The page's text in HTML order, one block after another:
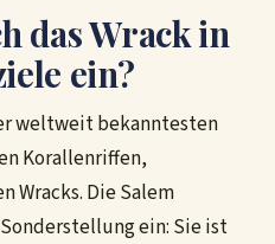
das Wrack in
ein?
weltweit bekanntesten
Korallenriffen,
Wracks. Die Salem
ein: Sie ist